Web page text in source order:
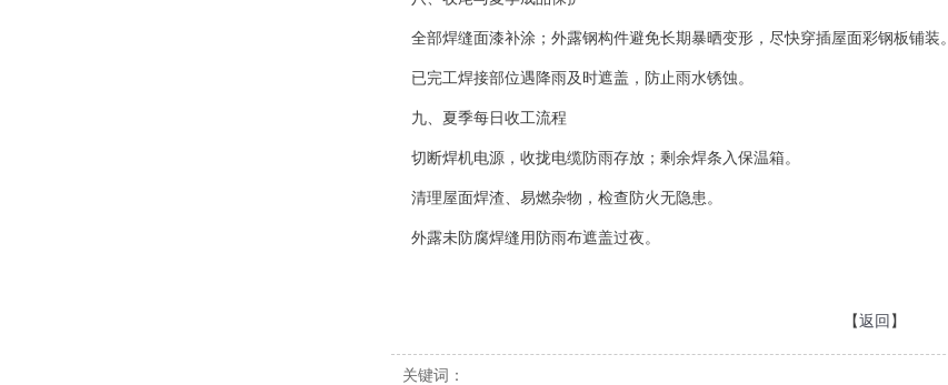
全部焊缝面漆补涂；外露钢构件避免长期暴晒变形，尽快穿插屋面彩钢板铺装。
已完工焊接部位遇降雨及时遮盖，防止雨水锈蚀。
九、夏季每日收工流程
切断焊机电源，收拢电缆防雨存放；剩余焊条入保温箱。
清理屋面焊渣、易燃杂物，检查防火无隐患。
外露未防腐焊缝用防雨布遮盖过夜。
【返回 】
关键词：